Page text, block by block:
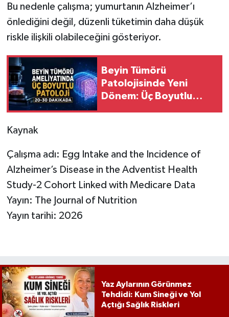
Bu nedenle çalışma; yumurtanın Alzheimer’ı
önlediğini değil, düzenli tüketimin daha düşük
riskle ilişkili olabileceğini gösteriyor.
Beyin Tümörü
Patolojisinde Yeni
Dönem: Üç Boyutlu
Kaynak
Çalışma adı: Egg Intake and the Incidence of
Alzheimer’s Disease in the Adventist Health
Study-2 Cohort Linked with Medicare Data
Yayın: The Journal of Nutrition
Yayın tarihi: 2026
Yaz Aylarının Görünmez
Tehdidi: Kum Sineği ve Yol
Açtığı Sağlık Riskleri